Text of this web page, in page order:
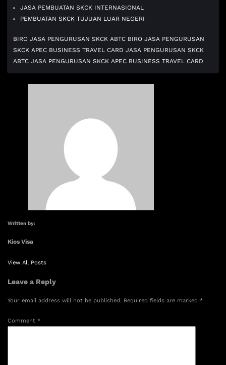
JASA PEMBUATAN SKCK INTERNASIONAL
PEMBUATAN SKCK TUJUAN LUAR NEGERI
BIRO JASA PENGURUSAN SKCK ABTC BIRO JASA PENGURUSAN
SKCK APEC BUSINESS TRAVEL CARD JASA PENGURUSAN SKCK
ABTC JASA PENGURUSAN SKCK APEC BUSINESS TRAVEL CARD
Written by:
Kios Visa
View All Posts
Leave a Reply
Your email address will not be published. Required fields are marked *
Comment *